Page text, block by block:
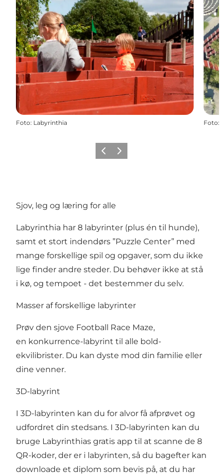
Foto: Labyrinthia Foto:
ForrigeNæste
Sjov, leg og læring for alle
Labyrinthia har 8 labyrinter (plus én til hunde),
samt et stort indendørs ”Puzzle Center” med
mange forskellige spil og opgaver, som du ikke
lige finder andre steder. Du behøver ikke at stå
i kø, og tempoet - det bestemmer du selv.
Masser af forskellige labyrinter
Prøv den sjove Football Race Maze,
en konkurrence-labyrint til alle bold-
ekvilibrister. Du kan dyste mod din familie eller
dine venner.
3D-labyrint
I 3D-labyrinten kan du for alvor få afprøvet og
udfordret din stedsans. I 3D-labyrinten kan du
bruge Labyrinthias gratis app til at scanne de 8
QR-koder, der er i labyrinten, så du bagefter kan
downloade et diplom som bevis på, at du har